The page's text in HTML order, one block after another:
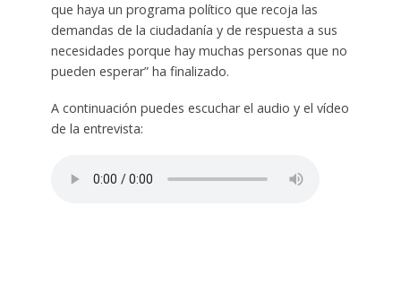
que haya un programa político que recoja las
demandas de la ciudadanía y de respuesta a sus
necesidades porque hay muchas personas que no
pueden esperar” ha finalizado.
A continuación puedes escuchar el audio y el vídeo
de la entrevista: